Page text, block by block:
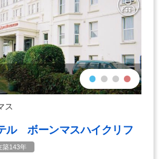
ス
ル ボーンマスハイクリフ
築143年